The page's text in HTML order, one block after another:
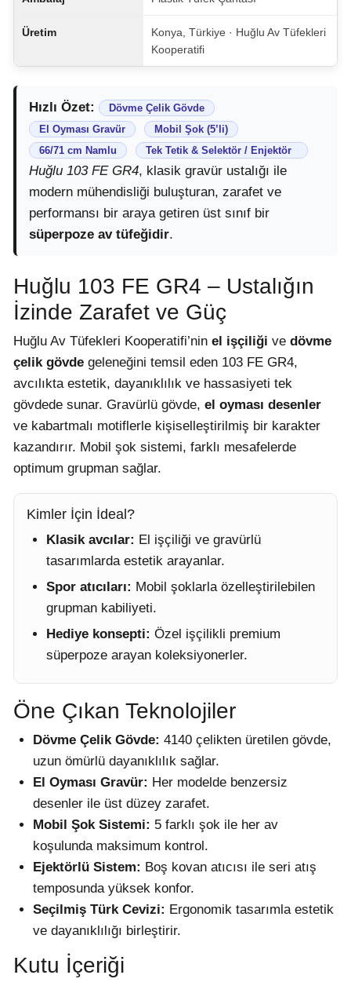
Üretim
Konya, Türkiye · Huğlu Av Tüfekleri
Kooperatifi
Hızlı Özet:
Dövme Çelik Gövde
El Oyması Gravür
Mobil Şok (5’li)
66/71 cm Namlu
Tek Tetik & Selektör / Enjektör
Huğlu 103 FE GR4, klasik gravür ustalığı ile
modern mühendisliği buluşturan, zarafet ve
performansı bir araya getiren üst sınıf bir
süperpoze av tüfeğidir.
Huğlu 103 FE GR4 – Ustalığın
İzinde Zarafet ve Güç
Huğlu Av Tüfekleri Kooperatifi’nin el işçiliği ve dövme
çelik gövdegeleneğini temsil eden 103 FE GR4,
avcılıkta estetik, dayanıklılık ve hassasiyeti tek
gövdede sunar. Gravürlü gövde, el oyması desenler
ve kabartmalı motiflerle kişiselleştirilmiş bir karakter
kazandırır. Mobil şok sistemi, farklı mesafelerde
optimum grupman sağlar.
Kimler İçin İdeal?
Klasik avcılar: El işçiliği ve gravürlü
tasarımlarda estetik arayanlar.
Spor atıcıları: Mobil şoklarla özelleştirilebilen
grupman kabiliyeti.
Hediye konsepti: Özel işçilikli premium
süperpoze arayan koleksiyonerler.
Öne Çıkan Teknolojiler
Dövme Çelik Gövde: 4140 çelikten üretilen gövde,
uzun ömürlü dayanıklılık sağlar.
El Oyması Gravür: Her modelde benzersiz
desenler ile üst düzey zarafet.
Mobil Şok Sistemi: 5 farklı şok ile her av
koşulunda maksimum kontrol.
Ejektörlü Sistem: Boş kovan atıcısı ile seri atış
temposunda yüksek konfor.
Seçilmiş Türk Cevizi: Ergonomik tasarımla estetik
ve dayanıklılığı birleştirir.
Kutu İçeriği